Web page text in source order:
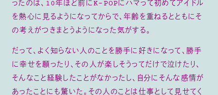
ったのは、10年ほど前にK-POPにハマって初めてアイドル
を熱心に見るようになってからで、年齢を重ねるとともにそ
の考えがつきまとうようになった気がする。
だって、よく知らない人のことを勝手に好きになって、勝手
に幸せを願ったり、その人が楽しそうってだけで泣けたり、
そんなこと経験したことがなかったし、自分にそんな感情が
あったことにも驚いた。その人のことは仕事として見せてく